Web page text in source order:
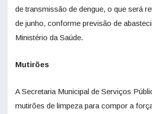
de transmissão de dengue, o que será
de junho, conforme previsão de
Ministério da Saúde.
Mutirões
A Secretaria Municipal de Serviços
mutirões de limpeza para compor a